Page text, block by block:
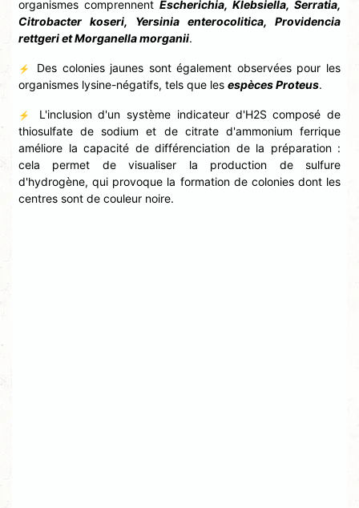
organismes comprennent Escherichia, Klebsiella, Serratia,
Citrobacter koseri, Yersinia enterocolitica, Providencia
rettgeri et Morganella morganii.
⚡
Des colonies jaunes sont également observées pour les
organismes lysine-négatifs, tels que les espèces Proteus.
⚡
L'inclusion d'un système indicateur d'H2S composé de
thiosulfate de sodium et de citrate d'ammonium ferrique
améliore la capacité de différenciation de la préparation :
cela permet de visualiser la production de sulfure
d'hydrogène, qui provoque la formation de colonies dont les
centres sont de couleur noire.